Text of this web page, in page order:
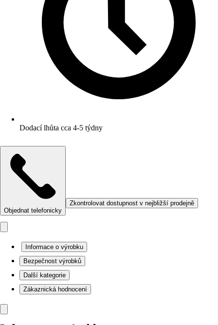
Dodací lhůta cca 4-5 týdny
Objednat telefonicky
Zkontrolovat dostupnost v nejbližší prodejně
Informace o výrobku
Bezpečnost výrobků
Další kategorie
Zákaznická hodnocení